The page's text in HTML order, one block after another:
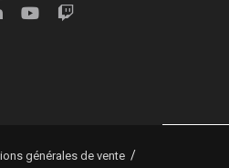
générales de vente